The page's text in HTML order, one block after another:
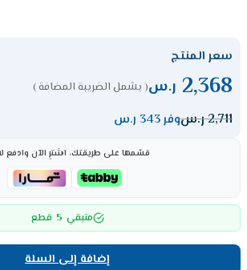
سعر المنتج
2,368 ر.س( يشمل الضريبة المضافة )
2,711ر.سوفر 343 ر.س
قسّمها على طريقتك، اشترِ الآن وادفع
متبقي 5 قطع
إضافة إلى السلة